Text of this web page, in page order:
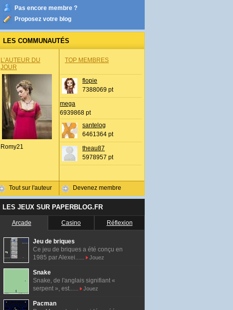
Pas encore membre ?
Proposez votre blog
LES COMMUNAUTÉS
L’AUTEUR DU
JOUR
Romy21
Tout sur l'auteur
TOP MEMBRES
flopie
7388069 pt
mega
6939868 pt
santelog
6461364 pt
theau87
5978957 pt
Devenez membre
LES JEUX SUR PAPERBLOG.FR
Arcade Casino Réflexion
Jeu de briques
Ce jeu de briques a été conçu en
1985 par Alexei......
Jouez
Snake
Snake, de l'anglais signifiant «
serpent », est......
Jouez
Pacman